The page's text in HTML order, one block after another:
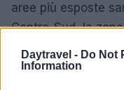
Daytravel - Do Not
Information
aree più esposte
Centro-Sud, le
fasi anticicloniche
notti più calde.